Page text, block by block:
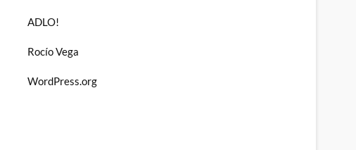
ADLO!
Rocío Vega
WordPress.org